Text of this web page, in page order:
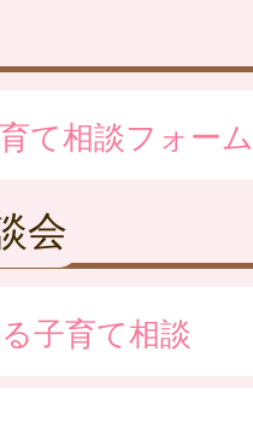
て相談フォーム
会
子育て相談